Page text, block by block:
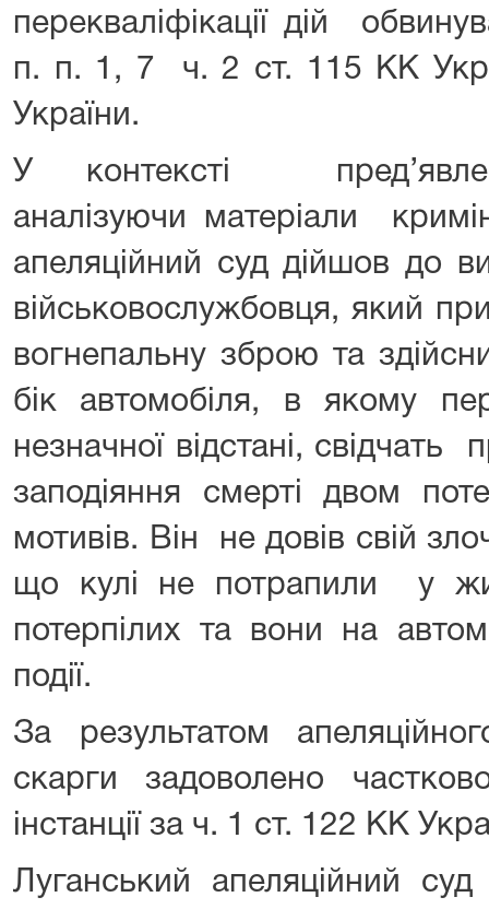
перекваліфікації дій
п. п. 1, 7 ч. 2 ст. 115 КК
України.
У контексті
аналізуючи матеріали
апеляційний суд дійшов до
військовослужбовця, який
вогнепальну зброю та
бік автомобіля, в якому
незначної відстані, свідчать
заподіяння смерті двом
мотивів. Він не довів свій
що кулі не потрапили у
потерпілих та вони на
події.
За результатом
скарги задоволено
інстанції за ч. 1 ст. 122 КК
Луганський апеляційний